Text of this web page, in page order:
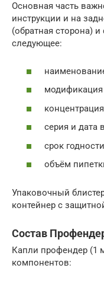
Основная часть
инструкции и на
(обратная сторона)
следующее:
модификация
серия и дата
срок
объём
Упаковочный
контейнер с
Состав
Капли профендер (1
компонентов: